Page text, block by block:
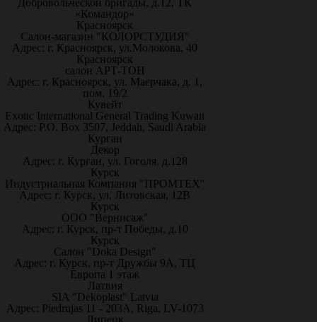
Добровольческой бригады, д.12, ТК
«Командор»
Красноярск
Салон-магазин "КОЛОРСТУДИЯ"
Адрес: г. Красноярск, ул.Молокова, 40
Красноярск
салон АРТ-ТОН
Адрес: г. Красноярск, ул. Маерчака, д. 1,
пом. 19/2
Кувейт
Exotic International General Trading Kuwait
Адрес: P.O. Box 3507, Jeddah, Saudi Arabia
Курган
Декор
Адрес: г. Курган, ул. Гоголя, д.128
Курск
Индустриальная Компания "ПРОМТЕХ"
Адрес: г. Курск, ул. Литовская, 12В
Курск
ООО "Вернисаж"
Адрес: г. Курск, пр-т Победы, д.10
Курск
Салон "Doka Design"
Адрес: г. Курск, пр-т Дружбы 9А, ТЦ
Европа 1 этаж
Латвия
SIA "Dekoplast" Latvia
Адрес: Piedrujas 11 - 203A, Riga, LV-1073
Липецк